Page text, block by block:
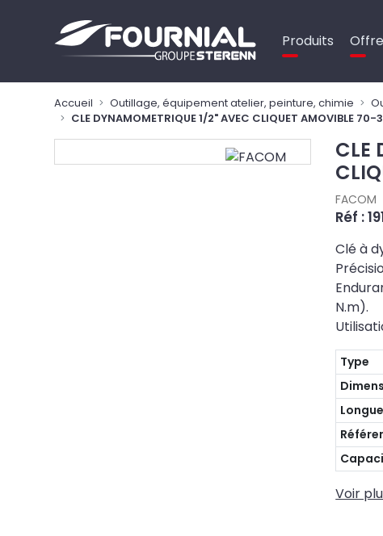
Produits
Accueil Outillage, équipement atelier, peinture, chimie
CLE DYNAMOMETRIQUE 1/2" AVEC CLIQUET AMOVIBLE
CLE
FACOM
Réf :
Clé à
N.m).
Type
Voir